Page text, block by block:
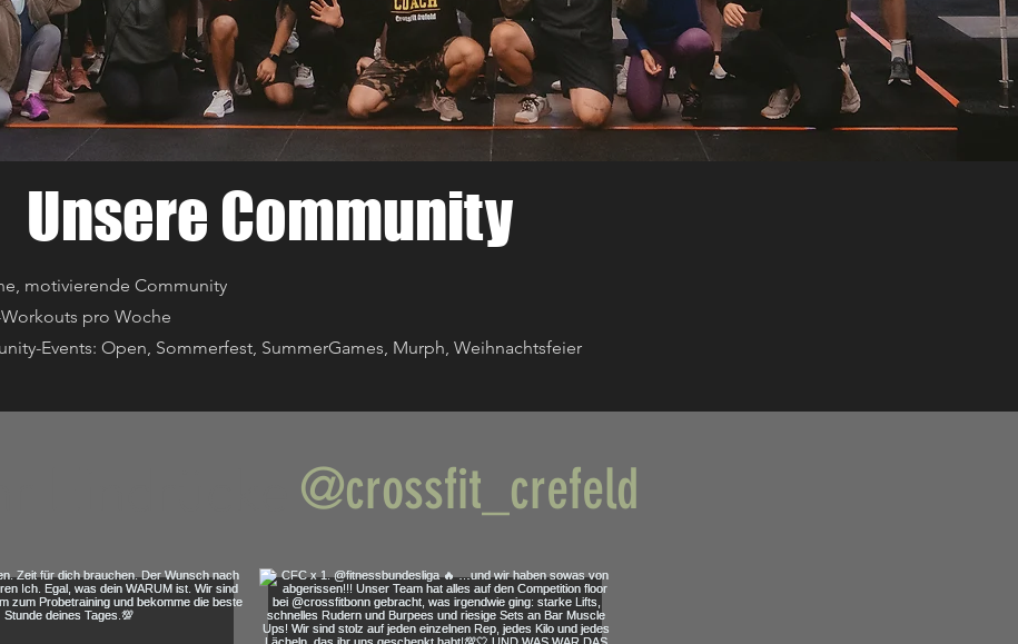
Unsere Community
motivierende Community
pro Woche
Events: Open, Sommerfest, SummerGames, Murph, Weihnachtsfeier
@crossfit_crefeld